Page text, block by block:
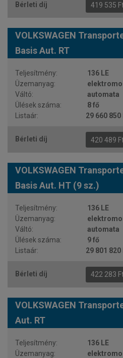
419 535
VOLKSWAGEN
Basis Aut. RT
136 LE
automata
8 fő
29 660 850
420 489
VOLKSWAGEN
Basis Aut. HT (9 sz.)
136 LE
automata
9 fő
29 801 820
422 283
VOLKSWAGEN
Aut. RT
136 LE